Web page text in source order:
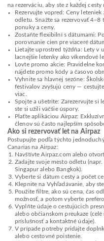
na rezerváciu, aby ste z každej
Rezervujte vopred: Ceny
odletu. Snažte sa rezervovať 4–8
ponuky a ceny.
Zostaňte flexibilní s dátumami:
porovnanie cien pre viaceré
Lietajte uprostred týždňa: Lety v
lacnejšie letenky ako víkendové
Lovte promo akcie: Pravidelne
nájdete promo kódy a časovo
Vyhnite sa hlavnej sezóne:
festivalov zvyšujú ceny —
viac.
Spojte a ušetrite: Zarezervujte si
ste si užili väčšie úspory.
Plaťte aplikáciou Airpaz:
členov sú často najlepším
Ako si rezervovať let na Airpaz
Postupujte podľa týchto
Canarias na Airpaz:
Navštívte Airpaz.com alebo
Zadajte svoje mesto odletu
Singapur alebo Bangkok).
Vyberte si dátum cesty a počet
Klepnite na Vyhľadávanie, aby
Použite filtre, ako sú cena, čas
možnosť, a potom vyberte
Vyplňte údaje o cestujúcich
alebo občianskom preukaze
príslušnosť a kontaktné údaje).
V prípade potreby pridajte
alebo cestovné poistenie.